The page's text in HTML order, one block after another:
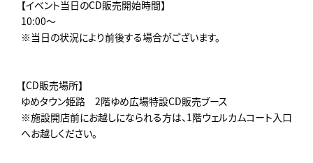
【イベント当日のCD販売開始時間】
10:00～
※当日の状況により前後する場合がございます。
【CD販売場所】
ゆめタウン姫路 2階ゆめ広場特設CD販売ブース
※施設開店前にお越しになられる方は、1階ウェルカムコート入口
へお越しください。